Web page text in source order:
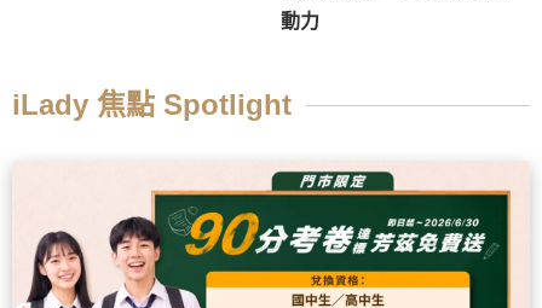
動力
iLady 焦點 Spotlight